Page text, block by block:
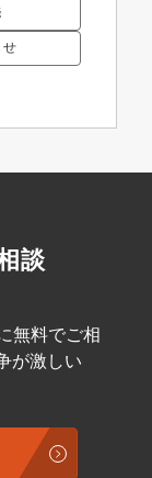
せ
談
無料でご相
が激しい